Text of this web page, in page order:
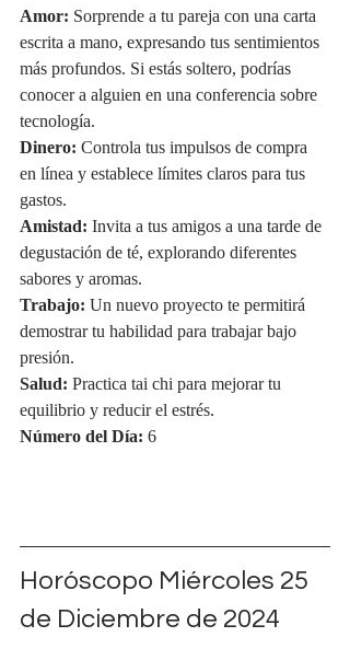
Amor: Sorprende a tu pareja con una carta
escrita a mano, expresando tus sentimientos
más profundos. Si estás soltero, podrías
conocer a alguien en una conferencia sobre
tecnología.
Dinero: Controla tus impulsos de compra
en línea y establece límites claros para tus
gastos.
Amistad: Invita a tus amigos a una tarde de
degustación de té, explorando diferentes
sabores y aromas.
Trabajo: Un nuevo proyecto te permitirá
demostrar tu habilidad para trabajar bajo
presión.
Salud: Practica tai chi para mejorar tu
equilibrio y reducir el estrés.
Número del Día: 6
Horóscopo Miércoles 25
de Diciembre de 2024